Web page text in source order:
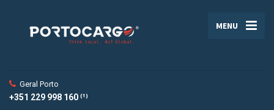
MENU
Geral Porto
+351 229 998 160 ⁽¹⁾